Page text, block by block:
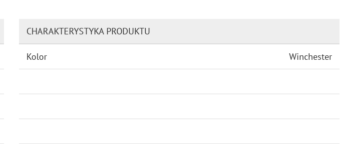
CHARAKTERYSTYKA PRODUKTU
Kolor Winchester